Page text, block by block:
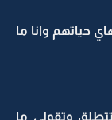
حياتهم وانا ما
وتقولي ما